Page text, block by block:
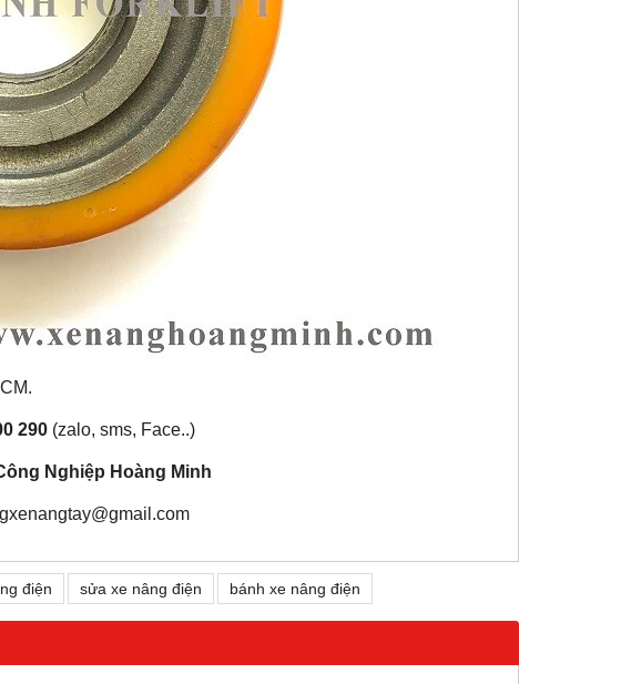
290 (zalo, sms, Face..)
Nghiệp Hoàng Minh
điện sửa xe nâng điện bánh xe nâng điện